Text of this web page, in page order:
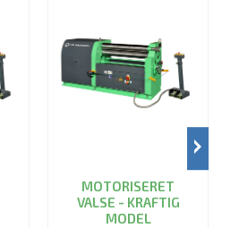
MOTORISERET
VALSE - KRAFTIG
MODEL